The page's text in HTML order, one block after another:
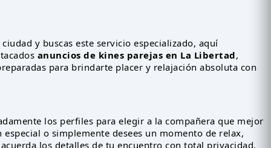
y buscas este servicio especializado, aquí
anuncios de kines parejas en La Libertad,
para brindarte placer y relajación absoluta con
los perfiles para elegir a la compañera que mejor
o simplemente desees un momento de relax,
los detalles de tu encuentro con total privacidad.